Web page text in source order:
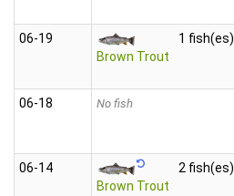
06‑19
Brown Trout
1 fish(es)
06‑18 No fish
06‑14
Brown Trout
2 fish(es)